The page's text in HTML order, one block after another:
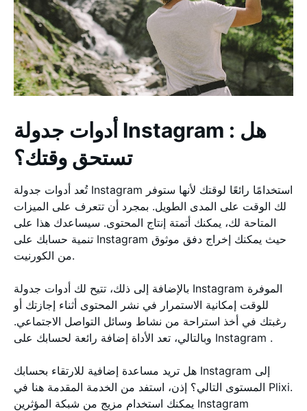
أدوات جدولة Instagram : هل
تستحق وقتك؟
تُعد أدوات جدولة Instagram استخدامًا رائعًا لوقتك لأنها ستوفر
لك الوقت على المدى الطويل. بمجرد أن تتعرف على الميزات
المتاحة لك، يمكنك أتمتة إنتاج المحتوى. سيساعدك هذا على
تنمية حسابك على Instagram حيث يمكنك إخراج دفق موثوق
من الكورنيت.
بالإضافة إلى ذلك، تتيح لك أدوات جدولة Instagram الموفرة
للوقت إمكانية الاستمرار في نشر المحتوى أثناء إجازتك أو
رغبتك في أخذ استراحة من نشاط وسائل التواصل الاجتماعي.
وبالتالي، تعد الأداة إضافة رائعة لحسابك على Instagram .
هل تريد مساعدة إضافية للارتقاء بحسابك Instagram إلى
المستوى التالي؟ إذن، استفد من الخدمة المقدمة هنا في Plixi.
يمكنك استخدام مزيج من شبكة المؤثرين Instagram